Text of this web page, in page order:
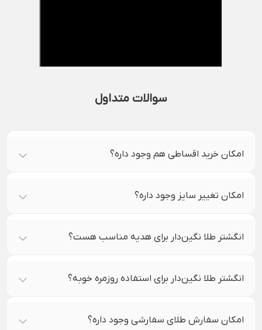
سوالات متداول
امکان خرید اقساطی هم وجود داره؟
امکان تغییر سایز وجود داره؟
انگشتر طلا نگین‌دار برای هدیه مناسب هست؟
انگشتر طلا نگین‌دار برای استفاده روزمره خوبه؟
امکان سفارش طلای سفارشی وجود داره؟